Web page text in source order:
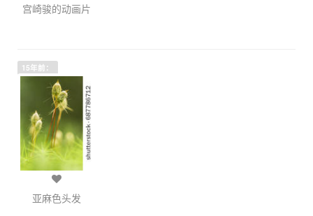
宫崎骏的动画片
15年前：
亚麻色头发